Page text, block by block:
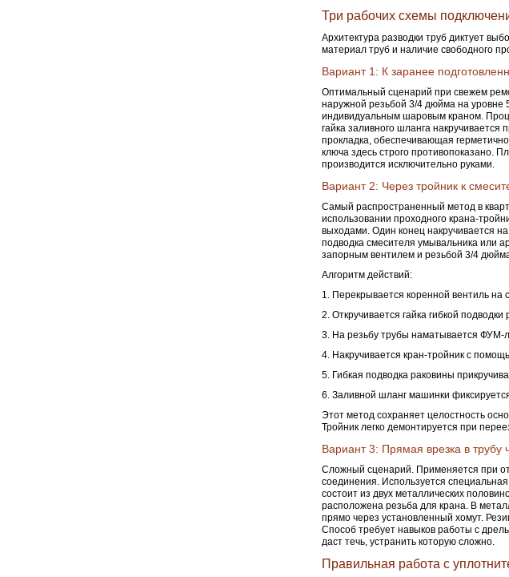
Три рабочих схемы
Архитектура разводки труб диктует
материал труб и наличие свободного
Вариант 1: К заранее
Оптимальный сценарий при свежем
наружной резьбой 3/4 дюйма на уровне
индивидуальным шаровым краном.
гайка заливного шланга накручивается
прокладка, обеспечивающая
ключа здесь строго противопоказано.
производится исключительно руками.
Вариант 2: Через тройник к
Самый распространенный метод в
использовании проходного крана-
выходами. Один конец накручивается
подводка смесителя умывальника или
запорным вентилем и резьбой 3/4
Алгоритм действий:
1. Перекрывается коренной вентиль на
2. Откручивается гайка гибкой
3. На резьбу трубы наматывается ФУМ-
4. Накручивается кран-тройник с
5. Гибкая подводка раковины
6. Заливной шланг машинки
Этот метод сохраняет целостность
Тройник легко демонтируется при
Вариант 3: Прямая врезка в трубу
Сложный сценарий. Применяется при
соединения. Используется
состоит из двух металлических
расположена резьба для крана. В
прямо через установленный хомут.
Способ требует навыков работы с
даст течь, устранить которую сложно.
Правильная работа с